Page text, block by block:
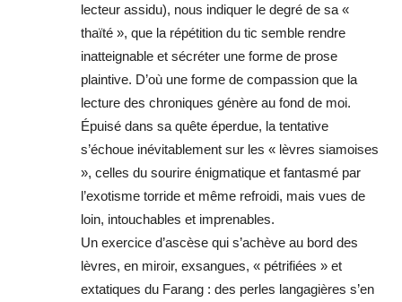
lecteur assidu), nous indiquer le degré de sa «
thaïté », que la répétition du tic semble rendre
inatteignable et sécréter une forme de prose
plaintive. D’où une forme de compassion que la
lecture des chroniques génère au fond de moi.
Épuisé dans sa quête éperdue, la tentative
s’échoue inévitablement sur les « lèvres siamoises
», celles du sourire énigmatique et fantasmé par
l’exotisme torride et même refroidi, mais vues de
loin, intouchables et imprenables.
Un exercice d’ascèse qui s’achève au bord des
lèvres, en miroir, exsangues, « pétrifiées » et
extatiques du Farang : des perles langagières s’en